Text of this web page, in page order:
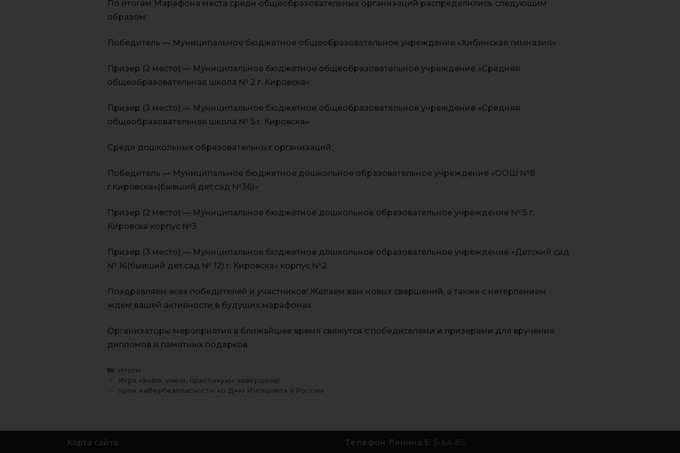
По итогам Марафона места среди общеобразовательных организаций распределились следующим
образом:
Победитель — Муниципальное бюджетное общеобразовательное учреждение «Хибинская гимназия»
Призер (2 место) — Муниципальное бюджетное общеобразовательное учреждение «Средняя
общеобразовательная школа № 2 г. Кировска»
Призер (3 место) — Муниципальное бюджетное общеобразовательное учреждение «Средняя
общеобразовательная школа № 5 г. Кировска»
Среди дошкольных образовательных организаций:
Победитель — Муниципальное бюджетное дошкольное образовательное учреждение «ООШ №8
г.Кировска»(бывший дет.сад №36)»
Призер (2 место) — Муниципальное бюджетное дошкольное образовательное учреждение № 5 г.
Кировска корпус №3
Призер (3 место) — Муниципальное бюджетное дошкольное образовательное учреждение «Детский сад
№ 16(бывший дет.сад № 12) г. Кировска» корпус №2.
Поздравляем всех победителей и участников! Желаем вам новых свершений, а также с нетерпением
ждем вашей активности в будущих марафонах.
Организаторы мероприятия в ближайшее время свяжутся с победителями и призерами для вручения
дипломов и памятных подарков
Итоги
Игра «Знаю, умею, практикую» завершена!
Урок кибербезопасности ко Дню Интернета в России
Карта сайта